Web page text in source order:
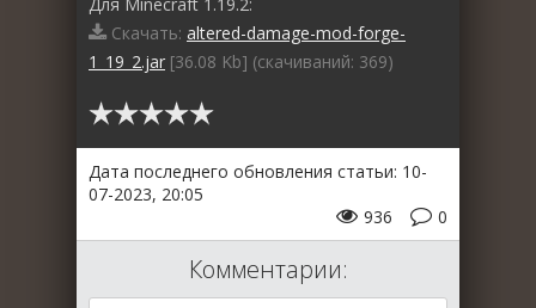
Скачать: altered-damage-mod-forge-
1_19_2.jar [36.08 Kb] (cкачиваний: 369)
Дата последнего обновления статьи: 10-
07-2023, 20:05
0
936
Комментарии: